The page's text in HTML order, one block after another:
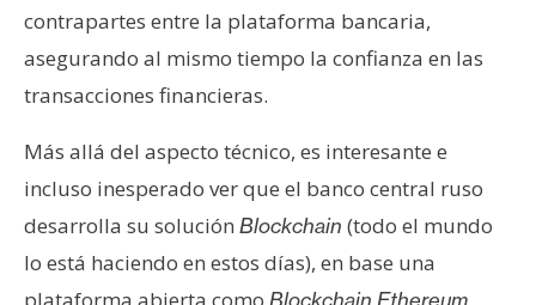
d
e
P
r
n
s
a
contrapartes entre la plataforma bancaria,
asegurando al mismo tiempo la confianza en las
transacciones financieras.
Más allá del aspecto técnico, es interesante e
incluso inesperado ver que el banco central ruso
desarrolla su solución Blockchain (todo el mundo
lo está haciendo en estos días), en base una
plataforma abierta como Blockchain Ethereum.